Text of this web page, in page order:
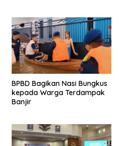
BPBD Bagikan Nasi Bungkus
kepada Warga Terdampak
Banjir